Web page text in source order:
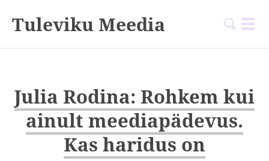
Tuleviku Meedia
Julia Rodina: Rohkem kui
ainult meediapädevus.
Kas haridus on